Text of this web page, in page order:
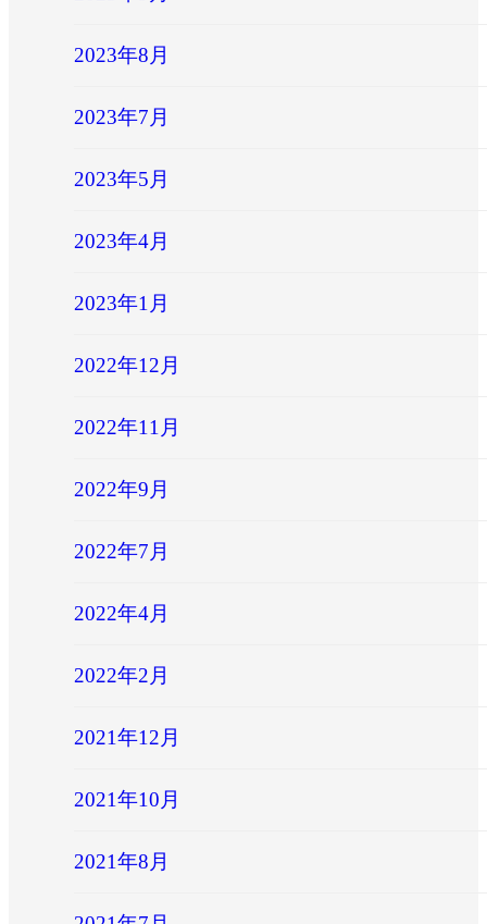
2023年8月
2023年7月
2023年5月
2023年4月
2023年1月
2022年12月
2022年11月
2022年9月
2022年7月
2022年4月
2022年2月
2021年12月
2021年10月
2021年8月